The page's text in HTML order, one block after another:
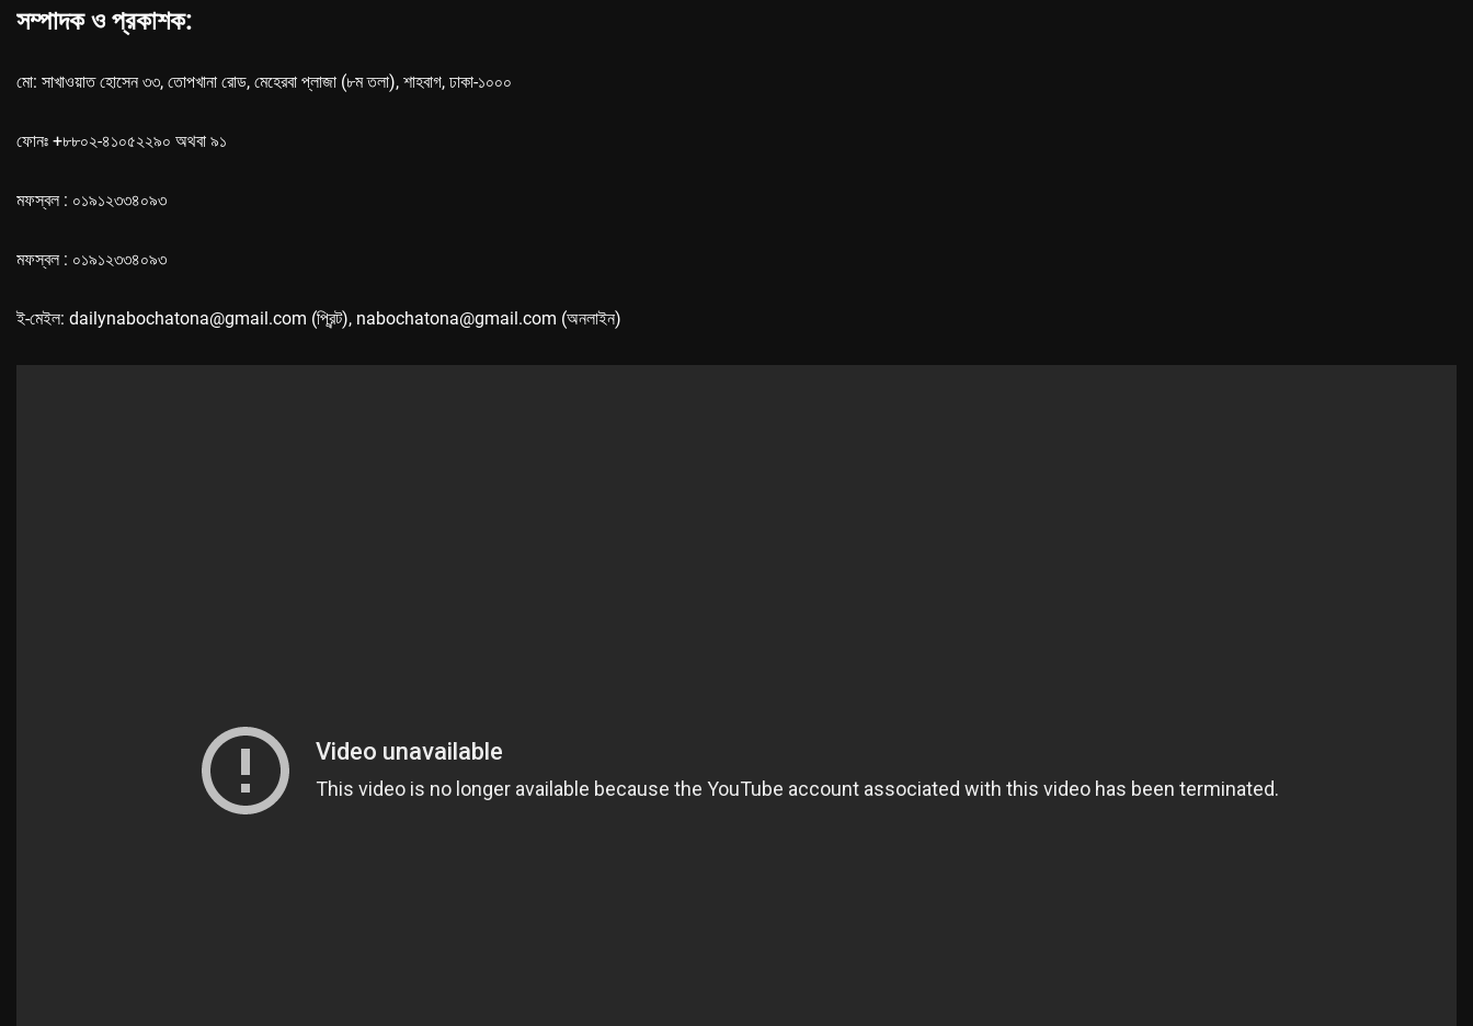
সম্পাদক ও প্রকাশক:
মো: সাখাওয়াত হোসেন ৩৩, তোপখানা রোড, মেহেরবা প্লাজা (৮ম তলা), শাহবাগ, ঢাকা-১০০০
ফোনঃ +৮৮০২-৪১০৫২২৯০ অথবা ৯১
মফস্বল : ০১৯১২৩৩৪০৯৩
মফস্বল : ০১৯১২৩৩৪০৯৩
ই-মেইল: dailynabochatona@gmail.com (প্রিন্ট), nabochatona@gmail.com (অনলাইন)